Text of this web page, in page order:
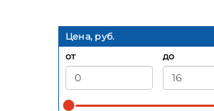
Цена, руб.
от
до